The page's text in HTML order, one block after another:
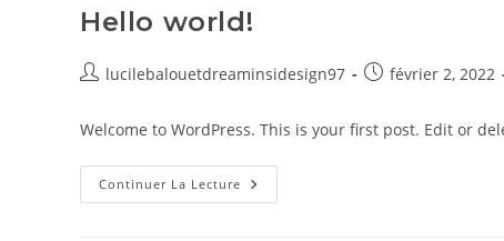
Hello world!
Auteur/autrice
la
publication :
lucilebalouetdreaminsidesign97
Publication
février 2, 2022
Welcome to WordPress. This is your first post. Edit or
Continuer La Lecture Hello
World!